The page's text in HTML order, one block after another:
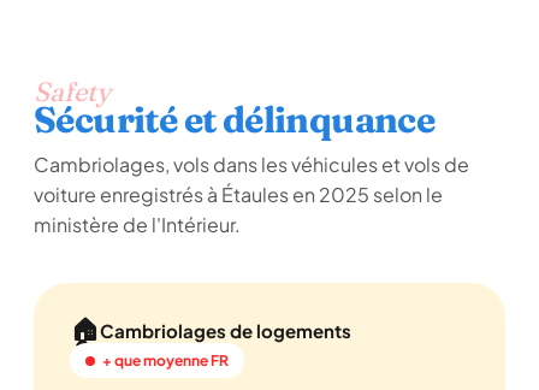
Safety
Sécurité et délinquance
Cambriolages, vols dans les véhicules et vols de
voiture enregistrés à Étaules en 2025 selon le
ministère de l'Intérieur.
🏠Cambriolages de logements
+ que moyenne FR